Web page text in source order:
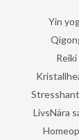
Yin
Reiki
LivsNära